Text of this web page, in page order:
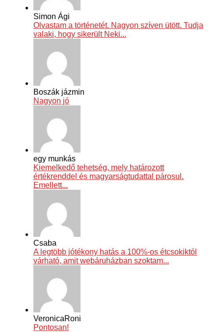
Simon Ági
Olvastam a történetét. Nagyon szíven ütött. Tudja
valaki, hogy sikerült Neki...
Boszák jázmin
Nagyon jó
egy munkás
Kiemelkedő tehetség, mely határozott
értékrenddel és magyarságtudattal párosul.
Emellett...
Csaba
A legtöbb jótékony hatás a 100%-os étcsokiktól
várható, amit webáruházban szoktam...
VeronicaRoni
Pontosan!